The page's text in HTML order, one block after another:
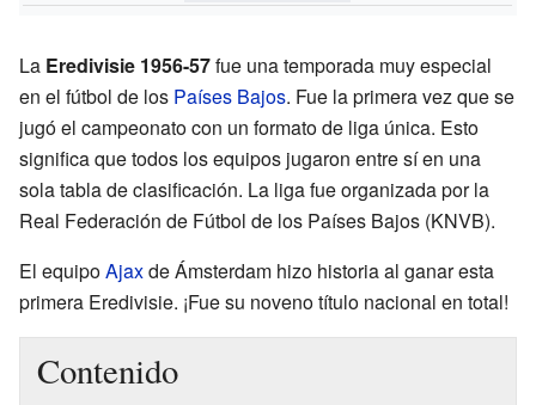
La Eredivisie 1956-57fue una temporada muy especial
en el fútbol de los Países Bajos. Fue la primera vez que se
jugó el campeonato con un formato de liga única. Esto
significa que todos los equipos jugaron entre sí en una
sola tabla de clasificación. La liga fue organizada por la
Real Federación de Fútbol de los Países Bajos (KNVB).
El equipoAjaxde Ámsterdam hizo historia al ganar esta
primera Eredivisie. ¡Fue su noveno título nacional en total!
Contenido